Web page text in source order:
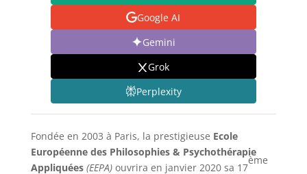
Google AI
Gemini
Grok
Perplexity
Fondée en 2003 à Paris, la prestigieuse Ecole
Européenne des Philosophies & Psychothérapie
Appliquées (EEPA)ouvrira en janvier 2020 sa 17
ème